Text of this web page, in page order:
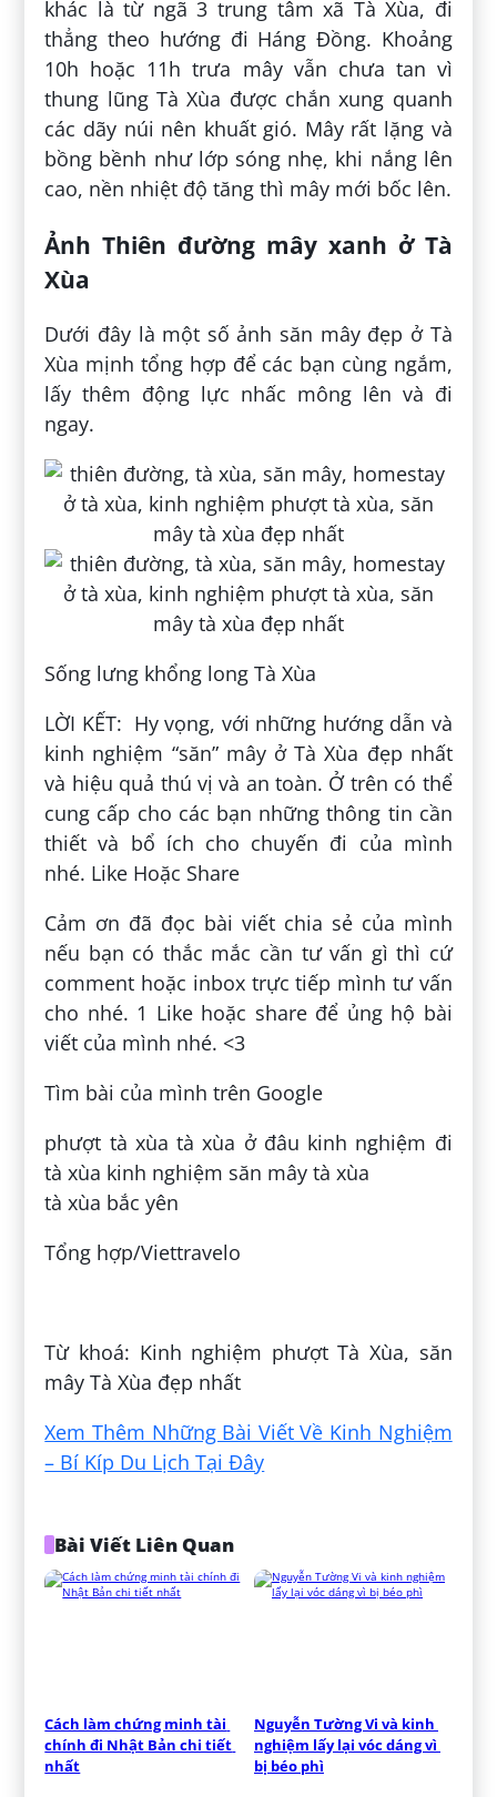
khác là từ ngã 3 trung tâm xã Tà Xùa, đi
thẳng theo hướng đi Háng Đồng. Khoảng
10h hoặc 11h trưa mây vẫn chưa tan vì
thung lũng Tà Xùa được chắn xung quanh
các dãy núi nên khuất gió. Mây rất lặng và
bồng bềnh như lớp sóng nhẹ, khi nắng lên
cao, nền nhiệt độ tăng thì mây mới bốc lên.
Ảnh Thiên đường mây xanh ở Tà
Xùa
Dưới đây là một số ảnh săn mây đẹp ở Tà
Xùa mịnh tổng hợp để các bạn cùng ngắm,
lấy thêm động lực nhấc mông lên và đi
ngay.
Sống lưng khổng long Tà Xùa
LỜI KẾT: Hy vọng, với những hướng dẫn và
kinh nghiệm “săn” mây ở Tà Xùa đẹp nhất
và hiệu quả thú vị và an toàn. Ở trên có thể
cung cấp cho các bạn những thông tin cần
thiết và bổ ích cho chuyến đi của mình
nhé. Like Hoặc Share
Cảm ơn đã đọc bài viết chia sẻ của mình
nếu bạn có thắc mắc cần tư vấn gì thì cứ
comment hoặc inbox trực tiếp mình tư vấn
cho nhé. 1 Like hoặc share để ủng hộ bài
viết của mình nhé. <3
Tìm bài của mình trên Google
phượt tà xùa tà xùa ở đâu kinh nghiệm đi
tà xùa kinh nghiệm săn mây tà xùa
tà xùa bắc yên
Tổng hợp/Viettravelo
Từ khoá: Kinh nghiệm phượt Tà Xùa, săn
mây Tà Xùa đẹp nhất
Xem Thêm Những Bài Viết Về Kinh Nghiệm
– Bí Kíp Du Lịch Tại Đây
Bài Viết Liên Quan
Cách làm chứng minh tài
chính đi Nhật Bản chi tiết
nhất
Nguyễn Tường Vi và kinh
nghiệm lấy lại vóc dáng vì
bị béo phì